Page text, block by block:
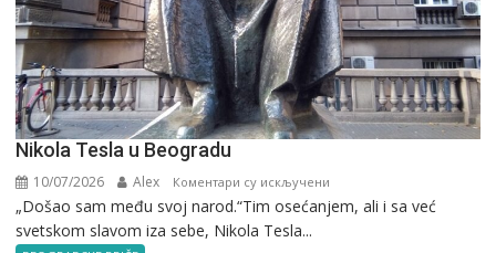
Nikola Tesla u Beogradu
10/07/2026 Alex Коментари су искључени
Nikola
„Došao sam među svoj narod.“Tim osećanjem, ali i sa već
svetskom slavom iza sebe, Nikola Tesla...